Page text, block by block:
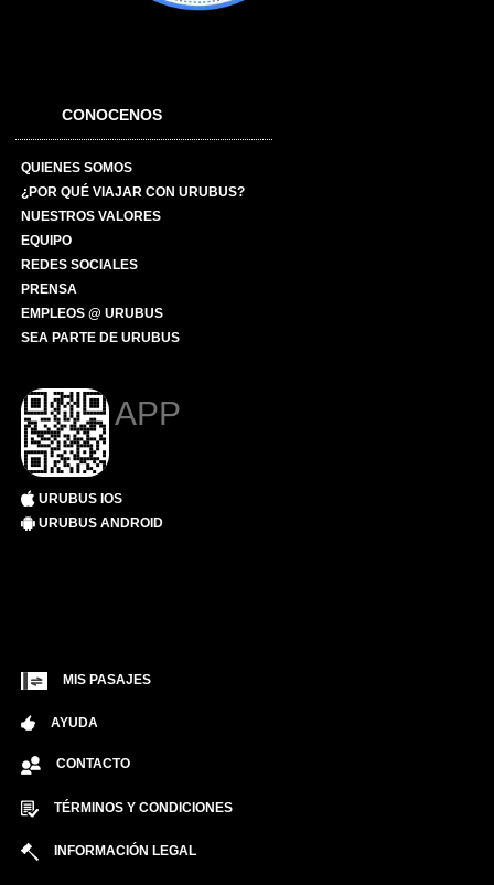
CONOCENOS
QUIENES SOMOS
¿POR QUÉ VIAJAR CON URUBUS?
NUESTROS VALORES
EQUIPO
REDES SOCIALES
PRENSA
EMPLEOS @ URUBUS
SEA PARTE DE URUBUS
APP
URUBUS IOS
URUBUS ANDROID
MIS PASAJES
AYUDA
CONTACTO
TÉRMINOS Y CONDICIONES
INFORMACIÓN LEGAL